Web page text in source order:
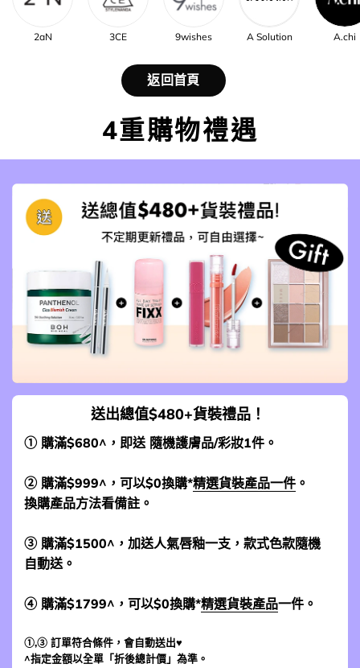
2aN 3CE 9wishes A Solution A.chi
返回首頁
4重購物禮遇
送出總值$480+貨裝禮品！
① 購滿$680^，即送 隨機護膚品/彩妝1件。
② 購滿$999^，可以$0換購*精選貨裝產品一件 。
換購產品方法看備註。
③ 購滿$1500^，加送人氣唇釉一支，款式色款隨機
自動送。
④ 購滿$1799^，可以$0換購*精選貨裝產品一件。
①,③ 訂單符合條件，會自動送出♥
^指定金額以全單「折後總計價」為準。